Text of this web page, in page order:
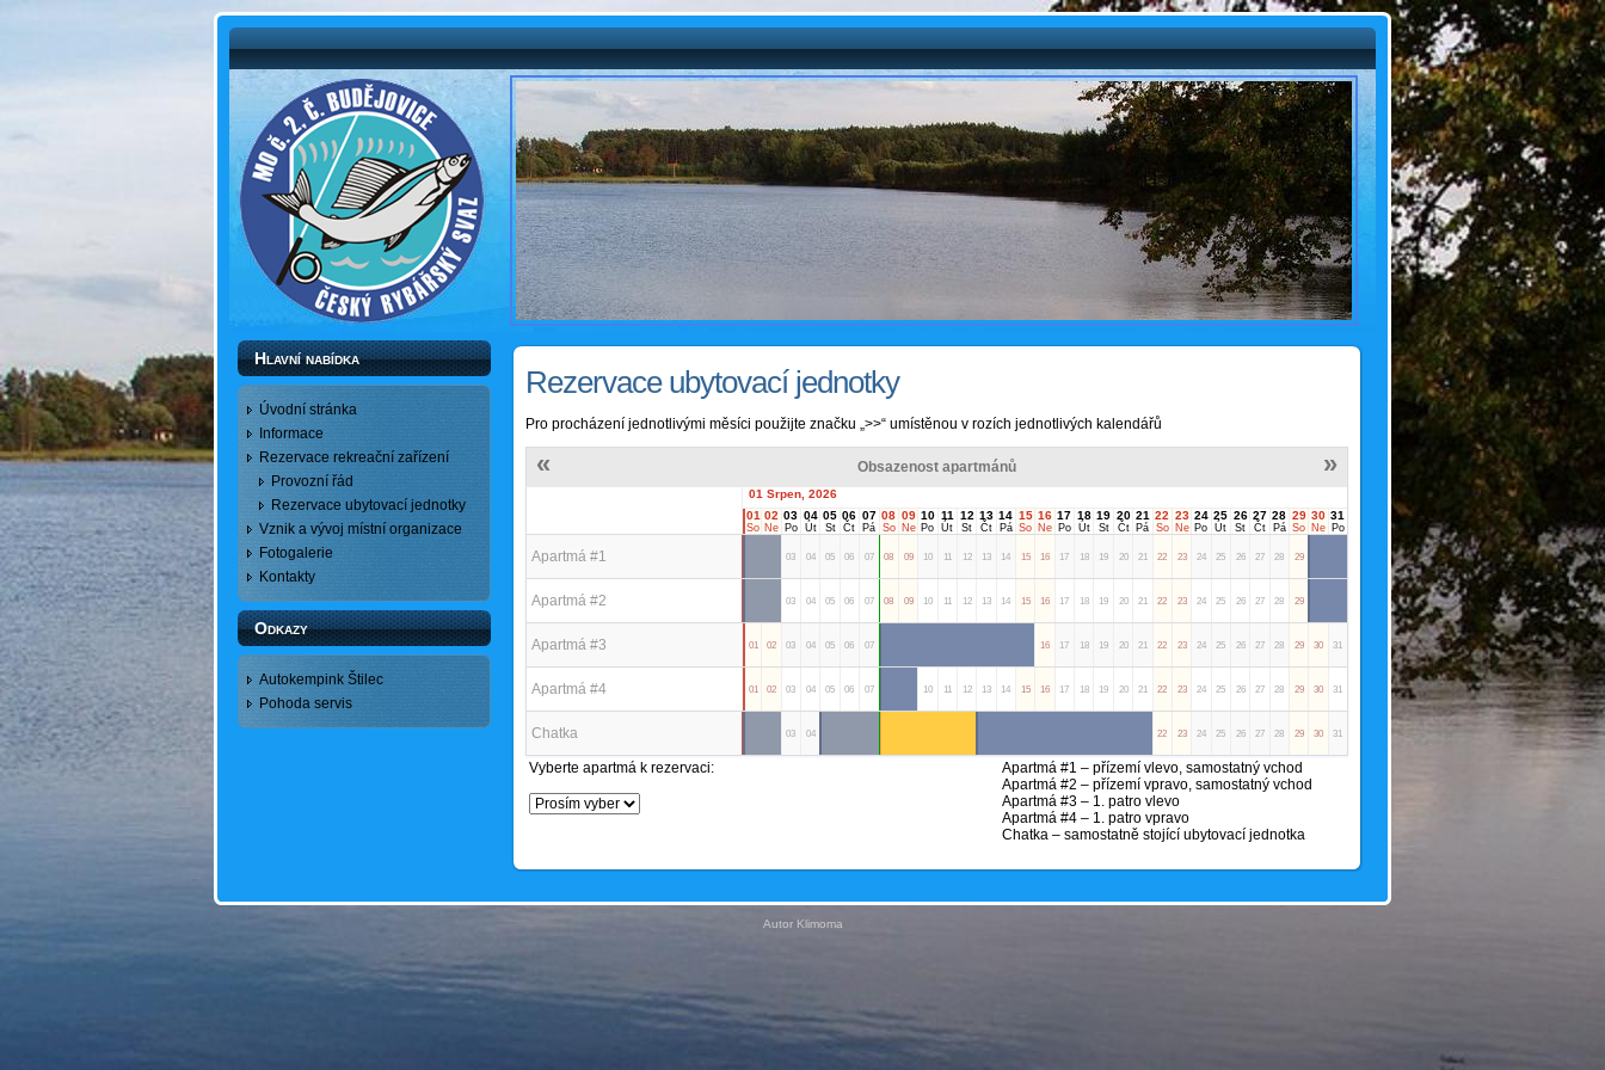
Hlavní nabídka
Úvodní stránka
Informace
Rezervace rekreační zařízení
Provozní řád
Rezervace ubytovací jednotky
Vznik a vývoj místní organizace
Fotogalerie
Kontakty
Odkazy
Autokempink Štilec
Pohoda servis
Rezervace ubytovací jednotky
Pro procházení jednotlivými měsíci použijte značku „>>“ umístěnou v rozích jednotlivých kalendářů
« Obsazenost apartmánů »
01 Srpen, 2026
01
So
02
Ne
03
Po
04
Út
05
St
06
Čt
07
Pá
08
So
09
Ne
10
Po
11
Út
12
St
13
Čt
14
Pá
15
So
16
Ne
17
Po
18
Út
19
St
20
Čt
21
Pá
22
So
23
Ne
24
Po
25
Út
26
St
27
Čt
28
Pá
29
So
30
Ne
31
Po
Apartmá #1 03 04 05 06 07 08 09 10 11 12 13 14 15 16 17 18 19 20 21 22 23 24 25 26 27 28 29
Apartmá #2 03 04 05 06 07 08 09 10 11 12 13 14 15 16 17 18 19 20 21 22 23 24 25 26 27 28 29
Apartmá #3 01 02 03 04 05 06 07 16 17 18 19 20 21 22 23 24 25 26 27 28 29 30 31
Apartmá #4 01 02 03 04 05 06 07 10 11 12 13 14 15 16 17 18 19 20 21 22 23 24 25 26 27 28 29 30 31
Chatka 03 04 22 23 24 25 26 27 28 29 30 31
Vyberte apartmá k rezervaci:
Apartmá #1 – přízemí vlevo, samostatný vchod
Apartmá #2 – přízemí vpravo, samostatný vchod
Apartmá #3 – 1. patro vlevo
Apartmá #4 – 1. patro vpravo
Chatka – samostatně stojící ubytovací jednotka
Autor Klimoma